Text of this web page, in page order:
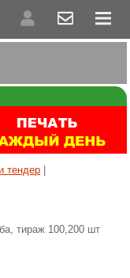
тендер
тираж 100,200 шт